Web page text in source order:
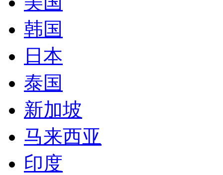
韩国
日本
泰国
新加坡
马来西亚
印度